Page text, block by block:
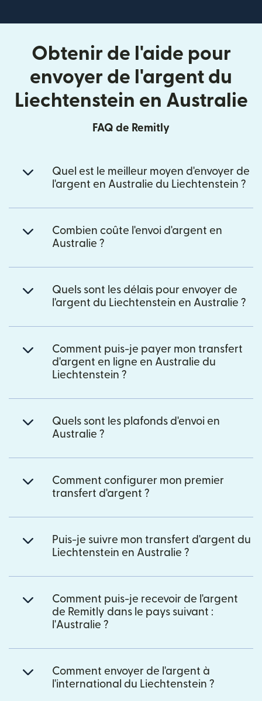
Obtenir de l'aide pour
envoyer de l'argent du
Liechtenstein en Australie
FAQ de Remitly
Quel est le meilleur moyen d'envoyer de
l'argent en Australie du Liechtenstein ?
Combien coûte l'envoi d'argent en
Australie ?
Quels sont les délais pour envoyer de
l'argent du Liechtenstein en Australie ?
Comment puis-je payer mon transfert
d'argent en ligne en Australie du
Liechtenstein ?
Quels sont les plafonds d'envoi en
Australie ?
Comment configurer mon premier
transfert d'argent ?
Puis-je suivre mon transfert d'argent du
Liechtenstein en Australie ?
Comment puis-je recevoir de l'argent
de Remitly dans le pays suivant :
l'Australie ?
Comment envoyer de l'argent à
l'international du Liechtenstein ?